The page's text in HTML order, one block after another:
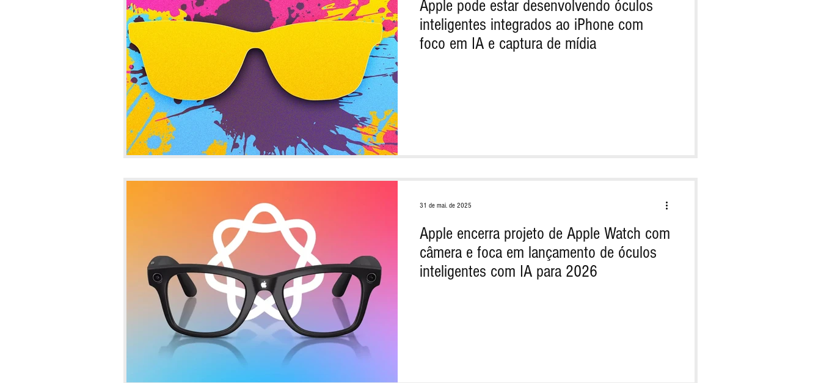
Apple pode estar desenvolvendo óculos
inteligentes integrados ao iPhone com
foco em IA e captura de mídia
Apple encerra projeto de Apple Watch com
câmera e foca em lançamento de óculos
inteligentes com IA para 2026
31 de mai. de 2025